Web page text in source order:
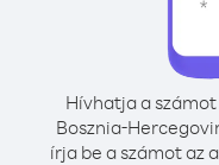
Hívhatja a
Bosznia-
írja be a számot az